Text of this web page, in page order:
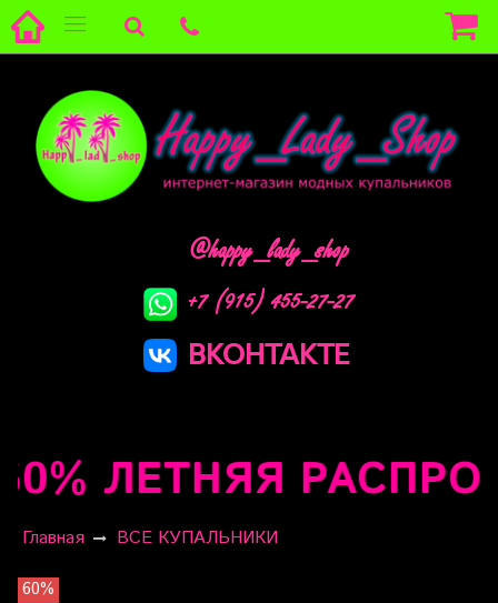
@happy_lady_shop
+7 (915) 455-27-27
ВКОНТАКТЕ
ЛЕТНЯЯ
Главная ВСЕ КУПАЛЬНИКИ
60%